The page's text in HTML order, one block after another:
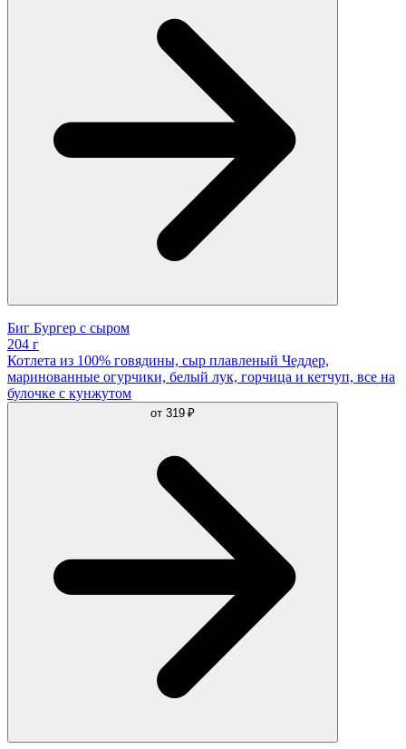
Биг Бургер с сыром
204 г
Котлета из 100% говядины, сыр плавленый Чеддер,
маринованные огурчики, белый лук, горчица и кетчуп, все на
булочке с кунжутом
от 319 ₽